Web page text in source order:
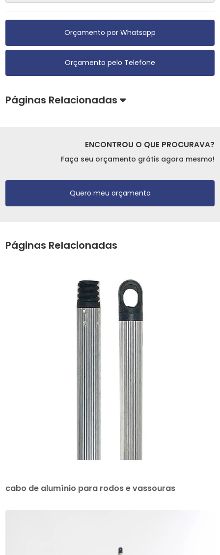
Orçamento por Whatsapp
Orçamento pelo Telefone
Páginas Relacionadas
ENCONTROU O QUE PROCURAVA?
Faça seu orçamento grátis agora mesmo!
Quero meu orçamento
Páginas Relacionadas
cabo de alumínio para rodos e vassouras